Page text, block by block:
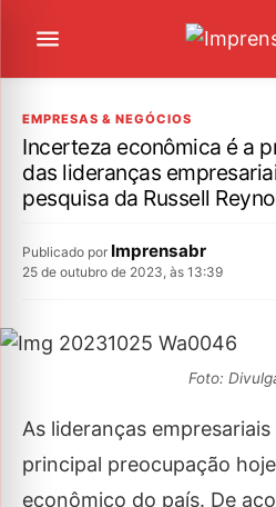
EMPRESAS & NEGÓCIOS
Incerteza econômica é a
das lideranças
pesquisa da Russell
Publicado por Imprensabr
25 de outubro de 2023, às 13:39
Foto:
As lideranças
principal preocupação
econômico do país. De